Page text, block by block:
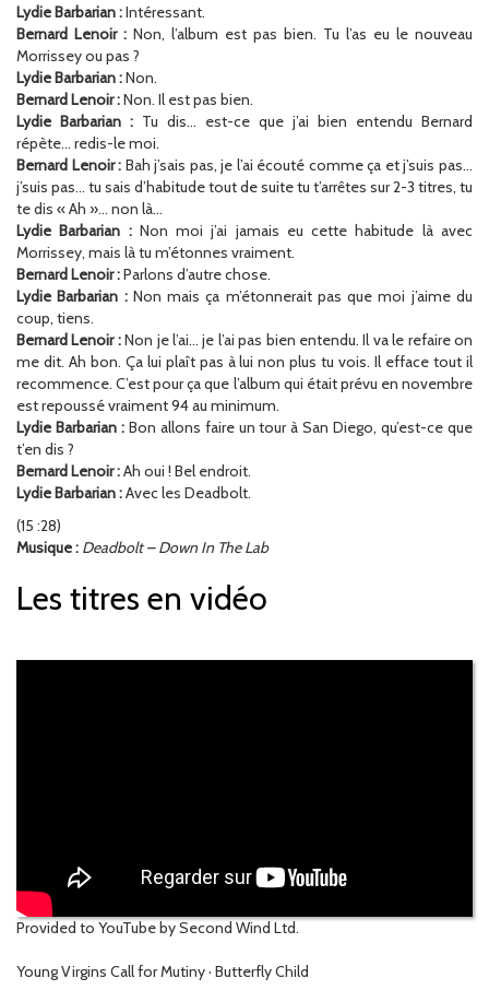
Lydie Barbarian :Intéressant.
Bernard Lenoir : Non, l’album est pas bien. Tu l’as eu le nouveau
Morrissey ou pas ?
Lydie Barbarian :Non.
Bernard Lenoir :Non. Il est pas bien.
Lydie Barbarian : Tu dis… est-ce que j’ai bien entendu Bernard
répète… redis-le moi.
Bernard Lenoir : Bah j’sais pas, je l’ai écouté comme ça et j’suis pas…
j’suis pas… tu sais d’habitude tout de suite tu t’arrêtes sur 2-3 titres, tu
te dis « Ah »… non là…
Lydie Barbarian :Non moi j’ai jamais eu cette habitude là avec
Morrissey, mais là tu m’étonnes vraiment.
Bernard Lenoir :Parlons d’autre chose.
Lydie Barbarian :Non mais ça m’étonnerait pas que moi j’aime du
coup, tiens.
Bernard Lenoir :Non je l’ai… je l’ai pas bien entendu. Il va le refaire on
me dit. Ah bon. Ça lui plaît pas à lui non plus tu vois. Il efface tout il
recommence. C’est pour ça que l’album qui était prévu en novembre
est repoussé vraiment 94 au minimum.
Lydie Barbarian :Bon allons faire un tour à San Diego, qu’est-ce que
t’en dis ?
Bernard Lenoir :Ah oui ! Bel endroit.
Lydie Barbarian :Avec les Deadbolt.
(15 :28)
Musique : Deadbolt – Down In The Lab
Les titres en vidéo
Provided to YouTube by Second Wind Ltd.
Young Virgins Call for Mutiny · Butterfly Child